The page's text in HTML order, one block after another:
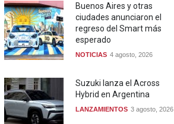
Buenos Aires y otras
ciudades anunciaron el
regreso del Smart más
esperado
NOTICIAS 4 agosto, 2026
Suzuki lanza el Across
Hybrid en Argentina
LANZAMIENTOS 3 agosto, 2026